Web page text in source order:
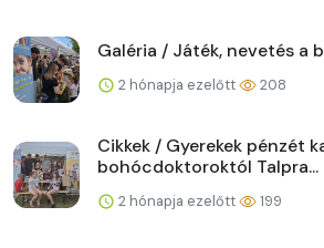
Galéria / Játék, nevetés a
2 hónapja ezelőtt 208
Cikkek / Gyerekek pénzét
bohócdoktoroktól Talpra...
2 hónapja ezelőtt 199